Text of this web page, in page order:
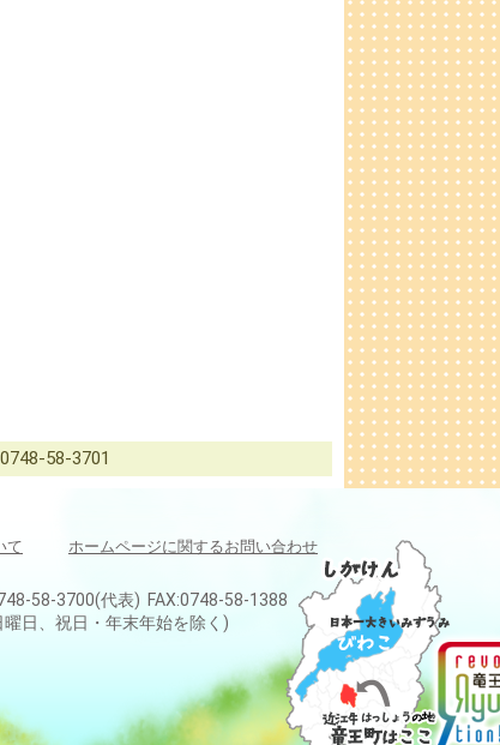
58-3701
て ホームページに関するお問い合わせ
58-3700(代表) FAX:0748-58-1388
日、祝日・年末年始を除く)